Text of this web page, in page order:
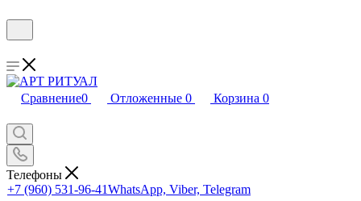
Сравнение0 Отложенные 0 Корзина 0
Телефоны
+7 (960) 531-96-41WhatsApp, Viber, Telegram